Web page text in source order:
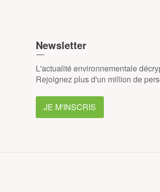
Newsletter
L'actualité environnementale
Rejoignez plus d'un million de
JE M'INSCRIS